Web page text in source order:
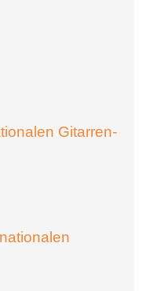
Gitarren-